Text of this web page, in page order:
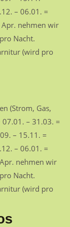
– 06.01. =
nehmen wir
Nacht.
(wird pro
(Strom, Gas,
07.01. – 31.03. =
– 15.11. =
– 06.01. =
nehmen wir
Nacht.
(wird pro